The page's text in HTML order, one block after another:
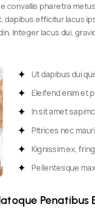
convallis pharetra
efficitur lacus
Integer lacus dui,
Ut dapibus dui
Eleifend enim et
In sit amet
Pltrices nec
Kignissim ex,
Pellentesque
Penatibus